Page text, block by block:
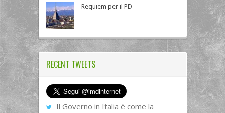
Requiem per il PD
RECENT TWEETS
Il Governo in Italia è come la